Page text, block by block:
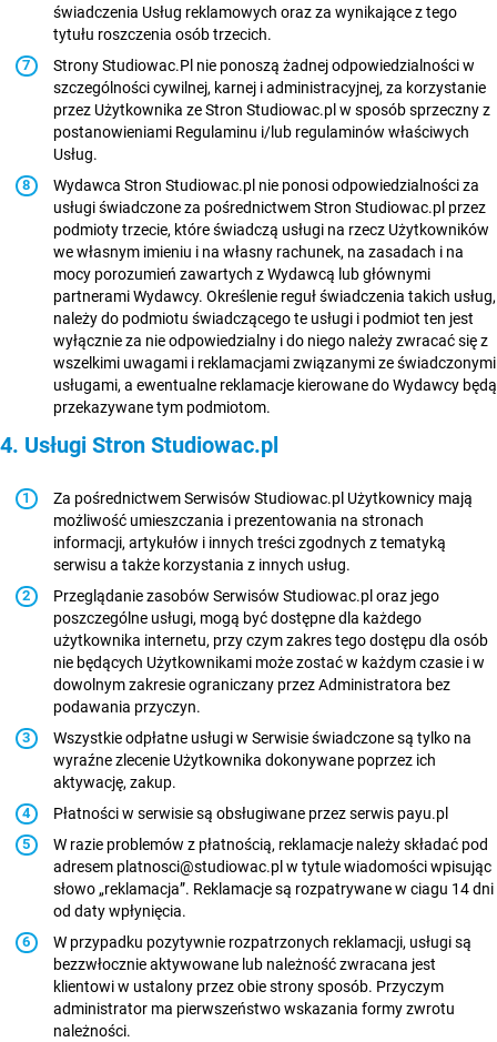
świadczenia Usług reklamowych oraz za wynikające z tego
tytułu roszczenia osób trzecich.
Strony Studiowac.Pl nie ponoszą żadnej odpowiedzialności w
szczególności cywilnej, karnej i administracyjnej, za korzystanie
przez Użytkownika ze Stron Studiowac.pl w sposób sprzeczny z
postanowieniami Regulaminu i/lub regulaminów właściwych
Usług.
Wydawca Stron Studiowac.pl nie ponosi odpowiedzialności za
usługi świadczone za pośrednictwem Stron Studiowac.pl przez
podmioty trzecie, które świadczą usługi na rzecz Użytkowników
we własnym imieniu i na własny rachunek, na zasadach i na
mocy porozumień zawartych z Wydawcą lub głównymi
partnerami Wydawcy. Określenie reguł świadczenia takich usług,
należy do podmiotu świadczącego te usługi i podmiot ten jest
wyłącznie za nie odpowiedzialny i do niego należy zwracać się z
wszelkimi uwagami i reklamacjami związanymi ze świadczonymi
usługami, a ewentualne reklamacje kierowane do Wydawcy będą
przekazywane tym podmiotom.
4. Usługi Stron Studiowac.pl
Za pośrednictwem Serwisów Studiowac.pl Użytkownicy mają
możliwość umieszczania i prezentowania na stronach
informacji, artykułów i innych treści zgodnych z tematyką
serwisu a także korzystania z innych usług.
Przeglądanie zasobów Serwisów Studiowac.pl oraz jego
poszczególne usługi, mogą być dostępne dla każdego
użytkownika internetu, przy czym zakres tego dostępu dla osób
nie będących Użytkownikami może zostać w każdym czasie i w
dowolnym zakresie ograniczany przez Administratora bez
podawania przyczyn.
Wszystkie odpłatne usługi w Serwisie świadczone są tylko na
wyraźne zlecenie Użytkownika dokonywane poprzez ich
aktywację, zakup.
Płatności w serwisie są obsługiwane przez serwis payu.pl
W razie problemów z płatnością, reklamacje należy składać pod
adresem platnosci@studiowac.pl w tytule wiadomości wpisując
słowo „reklamacja”. Reklamacje są rozpatrywane w ciagu 14 dni
od daty wpłynięcia.
W przypadku pozytywnie rozpatrzonych reklamacji, usługi są
bezzwłocznie aktywowane lub należność zwracana jest
klientowi w ustalony przez obie strony sposób. Przyczym
administrator ma pierwszeństwo wskazania formy zwrotu
należności.